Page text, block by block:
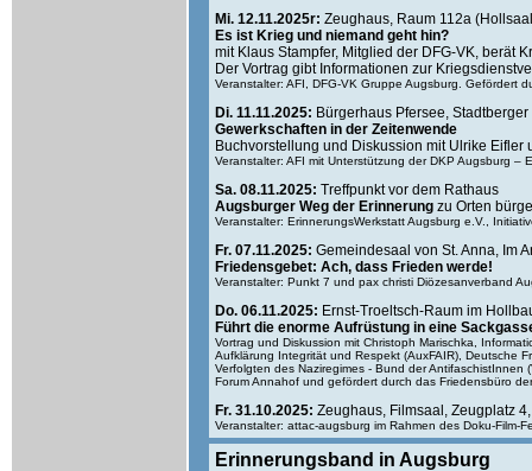
Mi. 12.11.2025r: Zeughaus, Raum 112a
Es ist Krieg und niemand geht hin?
mit Klaus Stampfer, Mitglied der DFG-VK, berät
Der Vortrag gibt Informationen zur
Veranstalter: AFI, DFG-VK Gruppe Augsburg. Gefördert
Di. 11.11.2025: Bürgerhaus Pfersee, Stadtberger
Gewerkschaften in der Zeitenwende
Buchvorstellung und Diskussion mit Ulrike Eifler
Veranstalter: AFI mit Unterstützung der DKP Augsburg –
Sa. 08.11.2025: Treffpunkt vor dem Rathaus
Augsburger Weg der Erinnerung zu Orten
Veranstalter: ErinnerungsWerkstatt Augsburg e.V.,
Fr. 07.11.2025: Gemeindesaal von St. Anna, Im
Friedensgebet: Ach, dass Frieden werde!
Veranstalter: Punkt 7 und pax christi Diözesanverband
Do. 06.11.2025: Ernst-Troeltsch-Raum im
Führt die enorme Aufrüstung in eine
Vortrag und Diskussion mit Christoph Marischka,
Aufklärung Integrität und Respekt (AuxFAIR), Deutsche
Verfolgten des Naziregimes - Bund der
Forum Annahof und gefördert durch das Friedensbüro
Fr. 31.10.2025: Zeughaus, Filmsaal, Zeugplatz
Veranstalter: attac-augsburg im Rahmen des Doku-Film-
Erinnerungsband in Augsburg